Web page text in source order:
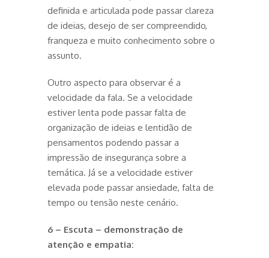
definida e articulada pode passar clareza
de ideias, desejo de ser compreendido,
franqueza e muito conhecimento sobre o
assunto.
Outro aspecto para observar é a
velocidade da fala. Se a velocidade
estiver lenta pode passar falta de
organização de ideias e lentidão de
pensamentos podendo passar a
impressão de insegurança sobre a
temática. Já se a velocidade estiver
elevada pode passar ansiedade, falta de
tempo ou tensão neste cenário.
6 – Escuta – demonstração de
atenção e empatia: